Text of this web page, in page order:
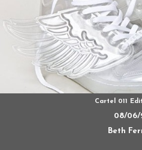
Cartel 011
08/06/
Beth